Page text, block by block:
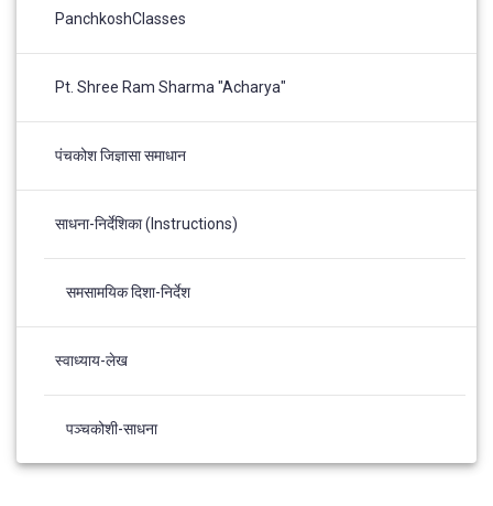
PanchkoshClasses
Pt. Shree Ram Sharma "Acharya"
पंचकोश जिज्ञासा समाधान
साधना-निर्देशिका (Instructions)
समसामयिक दिशा-निर्देश
स्वाध्याय-लेख
पञ्चकोशी-साधना